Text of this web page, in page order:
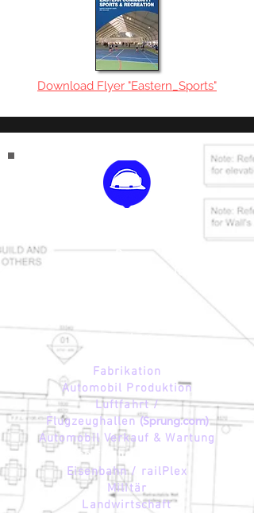
Download Flyer "Eastern_Sports"
Logistik / Lagerhallen
Bergbau
Fabrikation
Automobil Produktion
Luftfahrt /
Flugzeughallen (Sprung.com)
Automobil Verkauf & Wartung
Schifffahrt / Hafen
Eisenbahn / railPlex
Militär
Landwirtschaft